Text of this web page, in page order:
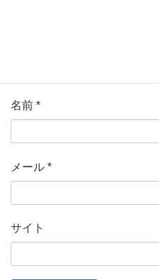
名前 *
メール *
サイト